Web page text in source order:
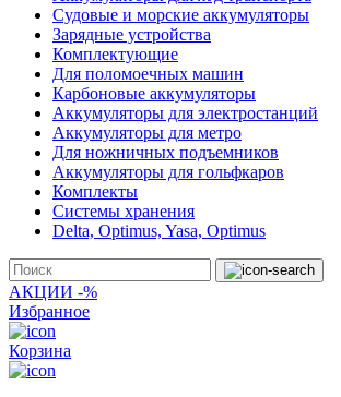
Судовые и морские аккумуляторы
Зарядные устройства
Комплектующие
Для поломоечных машин
Карбоновые аккумуляторы
Аккумуляторы для электростанций
Аккумуляторы для метро
Для ножничных подъемников
Аккумуляторы для гольфкаров
Комплекты
Системы хранения
Delta, Optimus, Yasa, Optimus
АКЦИИ -%
Избранное
Корзина